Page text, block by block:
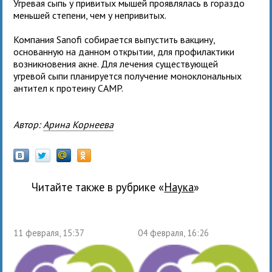
Угревая сыпь у привитых мышей проявлялась в гораздо
меньшей степени, чем у непривитых.
Компания Sanofi собирается выпустить вакцину,
основанную на данном открытии, для профилактики
возникновения акне. Для лечения существующей
угревой сыпи планируется получение моноклональных
антител к протеину CAMP.
Автор: Арина Корнеева
Читайте также в рубрике « наука»
11 февраля, 15:37 04 февраля, 16:26